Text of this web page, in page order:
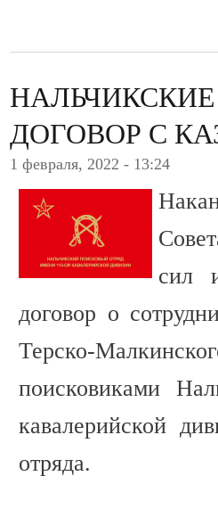
ДОГОВОР С
1 февраля, 2022 - 13:24
сил
договор о
Терско-
поисковиками
кавалерийской
отряда.